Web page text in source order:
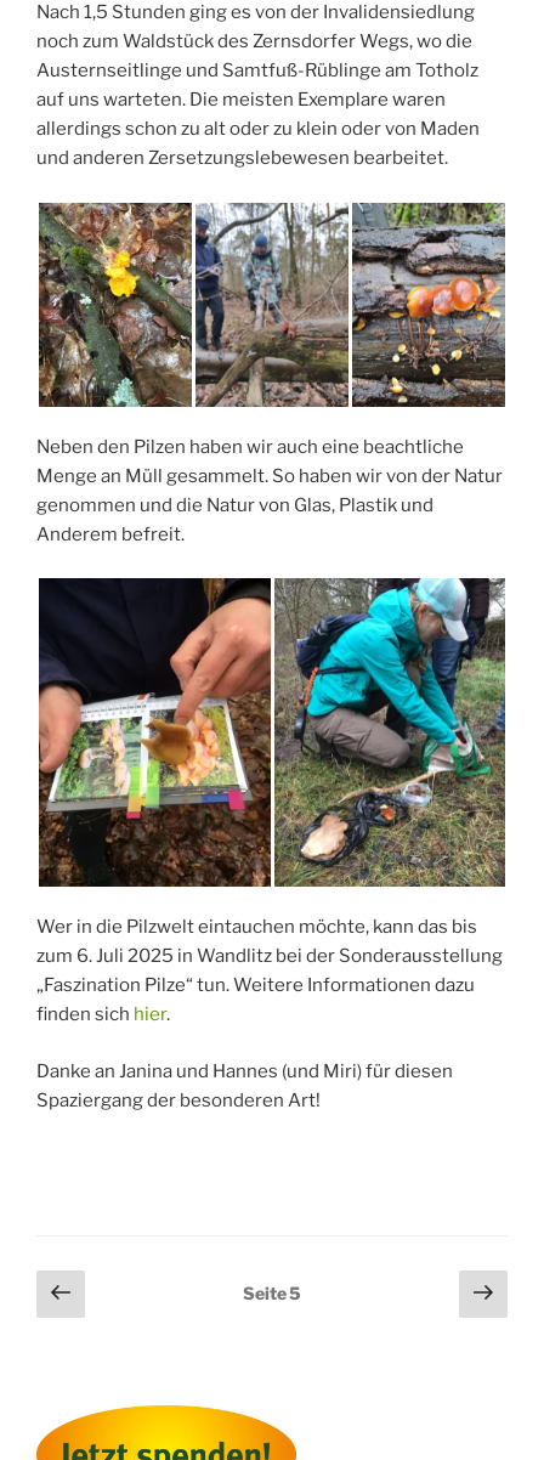
Nach 1,5 Stunden ging es von der Invalidensiedlung
noch zum Waldstück des Zernsdorfer Wegs, wo die
Austernseitlinge und Samtfuß-Rüblinge am Totholz
auf uns warteten. Die meisten Exemplare waren
allerdings schon zu alt oder zu klein oder von Maden
und anderen Zersetzungslebewesen bearbeitet.
Neben den Pilzen haben wir auch eine beachtliche
Menge an Müll gesammelt. So haben wir von der Natur
genommen und die Natur von Glas, Plastik und
Anderem befreit.
Wer in die Pilzwelt eintauchen möchte, kann das bis
zum 6. Juli 2025 in Wandlitz bei der Sonderausstellung
„Faszination Pilze“ tun. Weitere Informationen dazu
finden sich hier.
Danke an Janina und Hannes (und Miri) für diesen
Spaziergang der besonderen Art!
Seitennummerierung
der
Vorherige
Seite
Seite5